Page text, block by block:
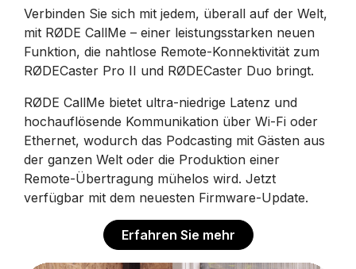
Verbinden Sie sich mit jedem, überall auf der Welt,
mit RØDE CallMe – einer leistungsstarken neuen
Funktion, die nahtlose Remote-Konnektivität zum
RØDECaster Pro II und RØDECaster Duo bringt.
RØDE CallMe bietet ultra-niedrige Latenz und
hochauflösende Kommunikation über Wi-Fi oder
Ethernet, wodurch das Podcasting mit Gästen aus
der ganzen Welt oder die Produktion einer
Remote-Übertragung mühelos wird. Jetzt
verfügbar mit dem neuesten Firmware-Update.
Erfahren Sie mehr